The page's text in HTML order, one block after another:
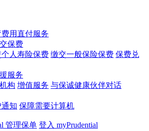
费用直付服务
保费
人寿险保费 缴交一般保险保费 保费兑
服务
构 增值服务 与保诚健康伙伴对话
知 保障需要计算机
管理保单 登入 myPrudential